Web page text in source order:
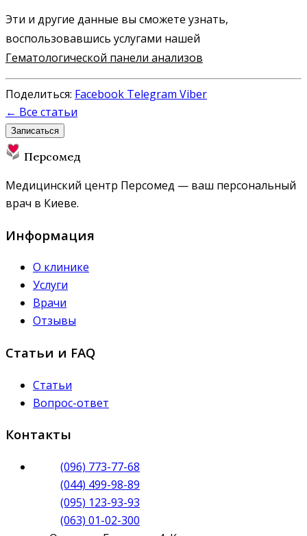
Эти и другие данные вы сможете узнать,
воспользовавшись услугами нашей
Гематологической панели анализов
Поделиться: Facebook Telegram Viber
← Все статьи
Записаться
Персомед
Медицинский центр Персомед — ваш персональный
врач в Киеве.
Информация
О клинике
Услуги
Врачи
Отзывы
Статьи и FAQ
Статьи
Вопрос-ответ
Контакты
(096) 773-77-68
(044) 499-98-89
(095) 123-93-93
(063) 01-02-300